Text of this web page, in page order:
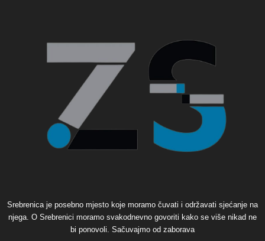
Srebrenica je posebno mjesto koje moramo čuvati i održavati sjećanje na
njega. O Srebrenici moramo svakodnevno govoriti kako se više nikad ne
bi ponovoli. Sačuvajmo od zaborava